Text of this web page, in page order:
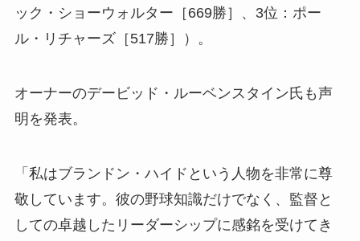
ック・ショーウォルター［669勝］、3位：ポー
ル・リチャーズ［517勝］）。
オーナーのデービッド・ルーベンスタイン氏も声
明を発表。
「私はブランドン・ハイドという人物を非常に尊
敬しています。彼の野球知識だけでなく、監督と
しての卓越したリーダーシップに感銘を受けてき